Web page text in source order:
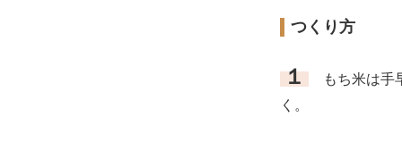
つくり方
１
もち米は手
く。